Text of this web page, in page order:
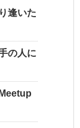
逢いた
の人に